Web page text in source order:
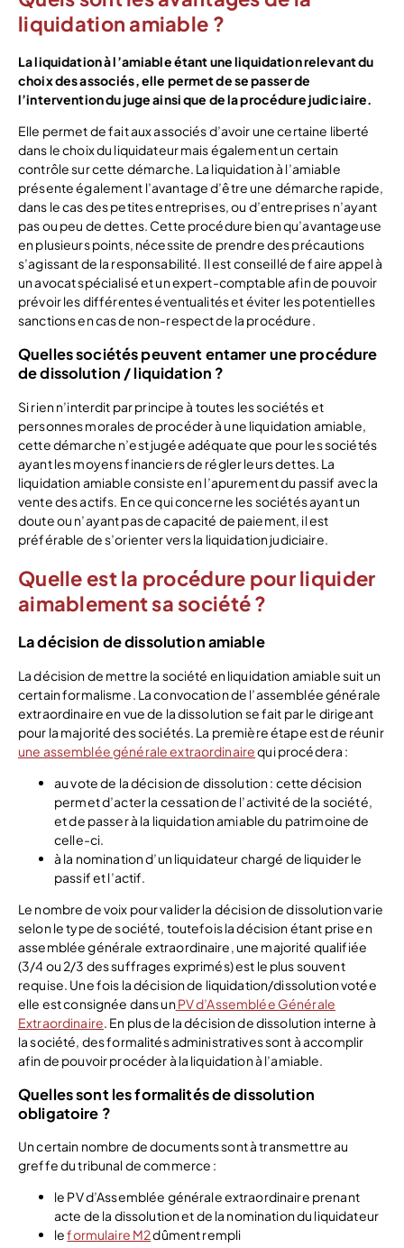
liquidation amiable ?
La liquidation à l’amiable étant une liquidation relevant du
choix des associés, elle permet de se passer de
l’intervention du juge ainsi que de la procédure judiciaire.
Elle permet de fait aux associés d’avoir une certaine liberté
dans le choix du liquidateur mais également un certain
contrôle sur cette démarche. La liquidation à l’amiable
présente également l’avantage d’être une démarche rapide,
dans le cas des petites entreprises, ou d’entreprises n’ayant
pas ou peu de dettes. Cette procédure bien qu’avantageuse
en plusieurs points, nécessite de prendre des précautions
s’agissant de la responsabilité. Il est conseillé de faire appel à
un avocat spécialisé et un expert-comptable afin de pouvoir
prévoir les différentes éventualités et éviter les potentielles
sanctions en cas de non-respect de la procédure.
Quelles sociétés peuvent entamer une procédure
de dissolution / liquidation ?
Si rien n’interdit par principe à toutes les sociétés et
personnes morales de procéder à une liquidation amiable,
cette démarche n’est jugée adéquate que pour les sociétés
ayant les moyens financiers de régler leurs dettes. La
liquidation amiable consiste en l’apurement du passif avec la
vente des actifs. En ce qui concerne les sociétés ayant un
doute ou n’ayant pas de capacité de paiement, il est
préférable de s’orienter vers la liquidation judiciaire.
Quelle est la procédure pour liquider
aimablement sa société ?
La décision de dissolution amiable
La décision de mettre la société en liquidation amiable suit un
certain formalisme. La convocation de l’assemblée générale
extraordinaire en vue de la dissolution se fait par le dirigeant
pour la majorité des sociétés. La première étape est de réunir
une assemblée générale extraordinairequi procédera :
au vote de la décision de dissolution : cette décision
permet d’acter la cessation de l’activité de la société,
et de passer à la liquidation amiable du patrimoine de
celle-ci.
à la nomination d’un liquidateur chargé de liquider le
passif et l’actif.
Le nombre de voix pour valider la décision de dissolution varie
selon le type de société, toutefois la décision étant prise en
assemblée générale extraordinaire, une majorité qualifiée
(3/4 ou 2/3 des suffrages exprimés) est le plus souvent
requise. Une fois la décision de liquidation/dissolution votée
elle est consignée dans unPV d’Assemblée Générale
Extraordinaire. En plus de la décision de dissolution interne à
la société, des formalités administratives sont à accomplir
afin de pouvoir procéder à la liquidation à l’amiable.
Quelles sont les formalités de dissolution
obligatoire ?
Un certain nombre de documents sont à transmettre au
greffe du tribunal de commerce :
le PV d’Assemblée générale extraordinaire prenant
acte de la dissolution et de la nomination du liquidateur
leformulaire M2dûment rempli